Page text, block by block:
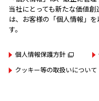
当社にとっても新たな価値
は、お客様の「個人情報」
す。
個人情報保護方針
クッキー等の取扱いについて